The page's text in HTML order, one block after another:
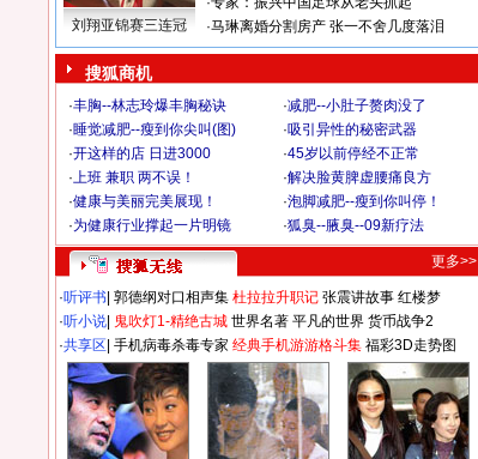
刘翔亚锦赛三连冠
·马琳离婚分割房产 张一不舍几度落泪
搜狐商机
·丰胸--林志玲爆丰胸秘诀 ·减肥--小肚子赘肉没了
·睡觉减肥--瘦到你尖叫(图) ·吸引异性的秘密武器
·开这样的店 日进3000 ·45岁以前停经不正常
·上班 兼职 两不误！ ·解决脸黄脾虚腰痛良方
·健康与美丽完美展现！ ·泡脚减肥--瘦到你叫停！
·为健康行业撑起一片明镜 ·狐臭--腋臭--09新疗法
更多>>
·听评书 郭德纲对口相声集 杜拉拉升职记 张震讲故事 红楼梦
·听小说 鬼吹灯1-精绝古城 世界名著 平凡的世界 货币战争2
·共享区 手机病毒杀毒专家 经典手机游游格斗集 福彩3D走势图